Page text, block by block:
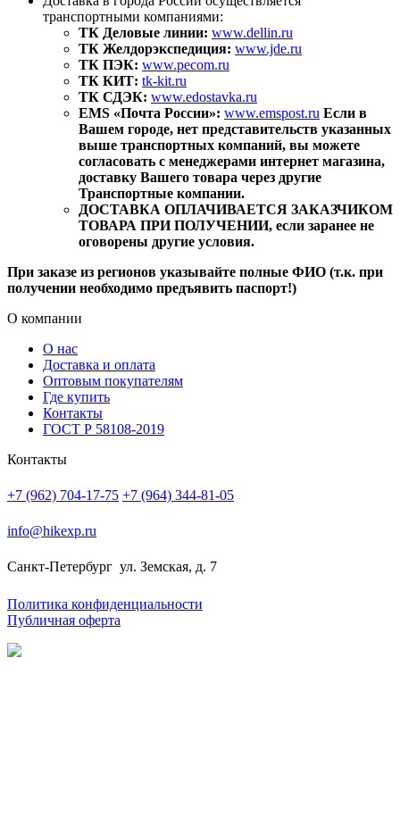
транспортными компаниями:
ТК Деловые линии: www.dellin.ru
ТК Желдорэкспедиция: www.jde.ru
ТК ПЭК: www.pecom.ru
ТК КИТ: tk-kit.ru
ТК СДЭК: www.edostavka.ru
EMS «Почта России»: www.emspost.ru Если в
Вашем городе, нет представительств указанных
выше транспортных компаний, вы можете
согласовать с менеджерами интернет магазина,
доставку Вашего товара через другие
Транспортные компании.
ДОСТАВКА ОПЛАЧИВАЕТСЯ ЗАКАЗЧИКОМ
ТОВАРА ПРИ ПОЛУЧЕНИИ, если заранее не
оговорены другие условия.
При заказе из регионов указывайте полные ФИО (т.к. при
получении необходимо предъявить паспорт!)
О компании
О нас
Доставка и оплата
Оптовым покупателям
Где купить
Контакты
ГОСТ Р 58108-2019
Контакты
+7 (962) 704-17-75 +7 (964) 344-81-05
info@hikexp.ru
Санкт-Петербург ул. Земская, д. 7
Политика конфиденциальности
Публичная оферта